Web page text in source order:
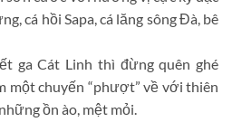
cá hồi Sapa, cá lăng sông Đà, bê
ga Cát Linh thì đừng quên ghé
một chuyến “phượt” về với thiên
ồn ào, mệt mỏi.